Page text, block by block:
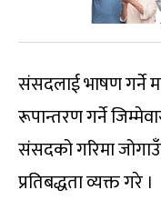
संसदलाई भाषण गर्ने
रूपान्तरण गर्ने
संसदको गरिमा
प्रतिबद्धता व्यक्त गरे ।